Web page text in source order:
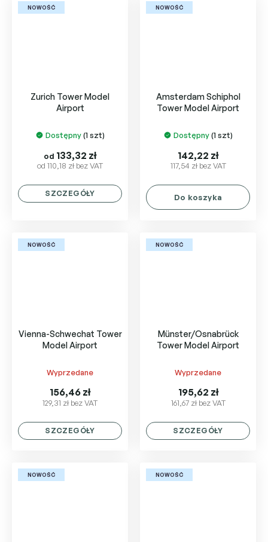
NOWOŚĆ
Zurich Tower Model
Airport
Dostępny(1 szt)
od 110,18 zł bez VAT
od 133,32 zł
SZCZEGÓŁY
NOWOŚĆ
Amsterdam Schiphol
Tower Model Airport
Dostępny(1 szt)
117,54 zł bez VAT
142,22 zł
Do koszyka
NOWOŚĆ
Vienna-Schwechat Tower
Model Airport
Wyprzedane
129,31 zł bez VAT
156,46 zł
SZCZEGÓŁY
NOWOŚĆ
Münster/Osnabrück
Tower Model Airport
Wyprzedane
161,67 zł bez VAT
195,62 zł
SZCZEGÓŁY
NOWOŚĆ NOWOŚĆ